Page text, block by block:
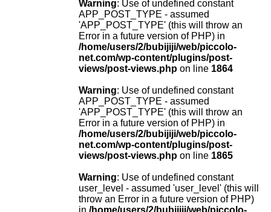
Warning: Use of undefined constant
APP_POST_TYPE - assumed
'APP_POST_TYPE' (this will throw an
Error in a future version of PHP) in
/home/users/2/bubijiji/web/piccolo-
net.com/wp-content/plugins/post-
views/post-views.php on line 1864
Warning: Use of undefined constant
APP_POST_TYPE - assumed
'APP_POST_TYPE' (this will throw an
Error in a future version of PHP) in
/home/users/2/bubijiji/web/piccolo-
net.com/wp-content/plugins/post-
views/post-views.php on line 1865
Warning: Use of undefined constant
user_level - assumed 'user_level' (this will
throw an Error in a future version of PHP)
in /home/users/2/bubijiji/web/piccolo-